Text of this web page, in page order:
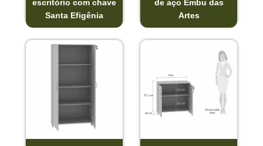
escritório com chave
Santa Efigênia
de aço Embu das
Artes